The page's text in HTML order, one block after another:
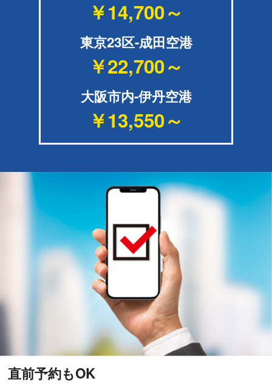
￥14,700～
東京23区-成田空港
￥22,700～
大阪市内-伊丹空港
￥13,550～
直前予約もOK